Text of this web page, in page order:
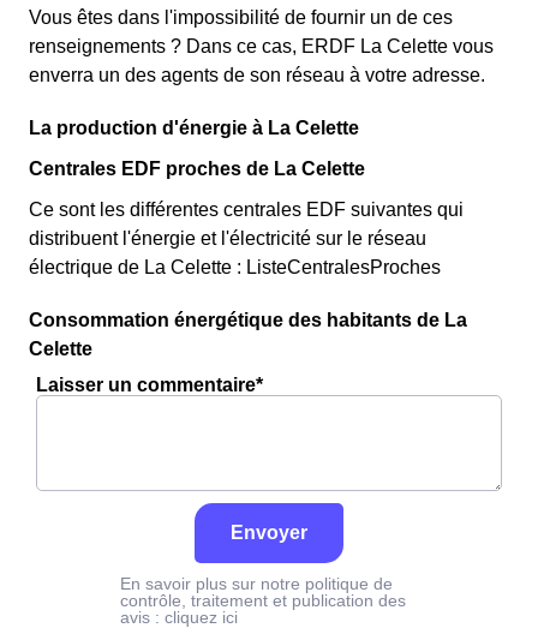
Vous êtes dans l'impossibilité de fournir un de ces
renseignements ? Dans ce cas, ERDF La Celette vous
enverra un des agents de son réseau à votre adresse.
La production d'énergie à La Celette
Centrales EDF proches de La Celette
Ce sont les différentes centrales EDF suivantes qui
distribuent l'énergie et l'électricité sur le réseau
électrique de La Celette : ListeCentralesProches
Consommation énergétique des habitants de La
Celette
Laisser un commentaire*
Envoyer
En savoir plus sur notre politique de
contrôle, traitement et publication des
avis : cliquez ici